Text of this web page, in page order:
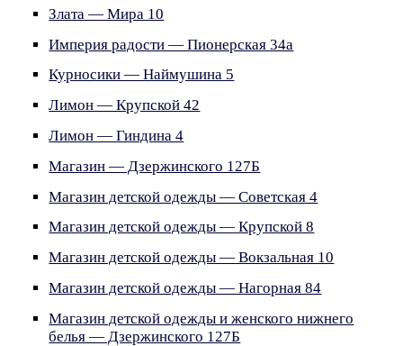
Злата — Мира 10
Империя радости — Пионерская 34а
Курносики — Наймушина 5
Лимон — Крупской 42
Лимон — Гиндина 4
Магазин — Дзержинского 127Б
Магазин детской одежды — Советская 4
Магазин детской одежды — Крупской 8
Магазин детской одежды — Вокзальная 10
Магазин детской одежды — Нагорная 84
Магазин детской одежды и женского нижнего
белья — Дзержинского 127Б